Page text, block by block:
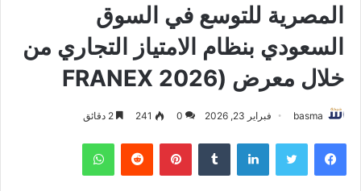
المصرية للتوسع في السوق
السعودي بنظام الامتياز التجاري من
خلال معرض (FRANEX 2026
basma فبراير 23, 2026 0
241
فيسبوك تويتر لينكدإن بينتيريست واتساب